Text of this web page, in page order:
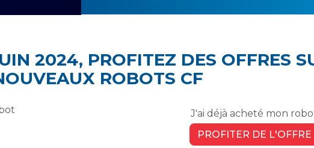
J'ai déjà acheté mon
2024, PROFITEZ DES OFFRES
ROBOTS CF
PROFITER DE L'OFFRE